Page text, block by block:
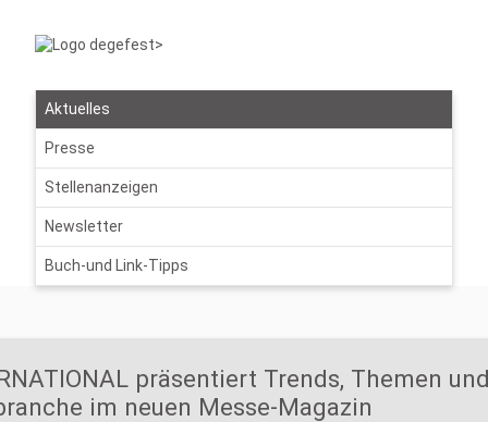
Aktuelles
Presse
Stellenanzeigen
Newsletter
Buch-und Link-Tipps
präsentiert Trends, Themen
im neuen Messe-Magazin